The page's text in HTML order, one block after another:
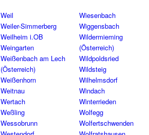
Weil
Weiler-Simmerberg
Weilheim i.OB
Weingarten
Weißenbach am Lech
(Österreich)
Weißenhorn
Weitnau
Wertach
Weßling
Wessobrunn
Wiesenbach
Wiggensbach
Wildermieming
(Österreich)
Wildpoldsried
Wildsteig
Wilhelmsdorf
Windach
Winterrieden
Wolfegg
Wolfertschwenden